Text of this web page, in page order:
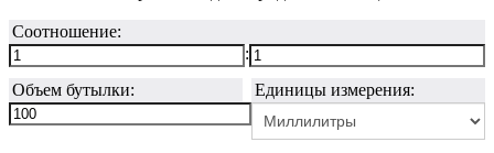
Соотношение:
:
Объем бутылки:
Единицы измерения: